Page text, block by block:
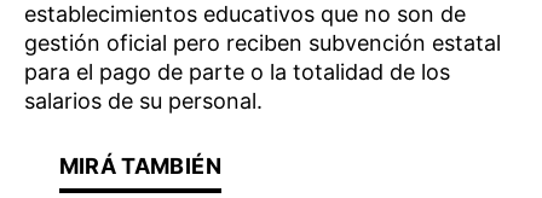
establecimientos educativos que no son de
gestión oficial pero reciben subvención estatal
para el pago de parte o la totalidad de los
salarios de su personal.